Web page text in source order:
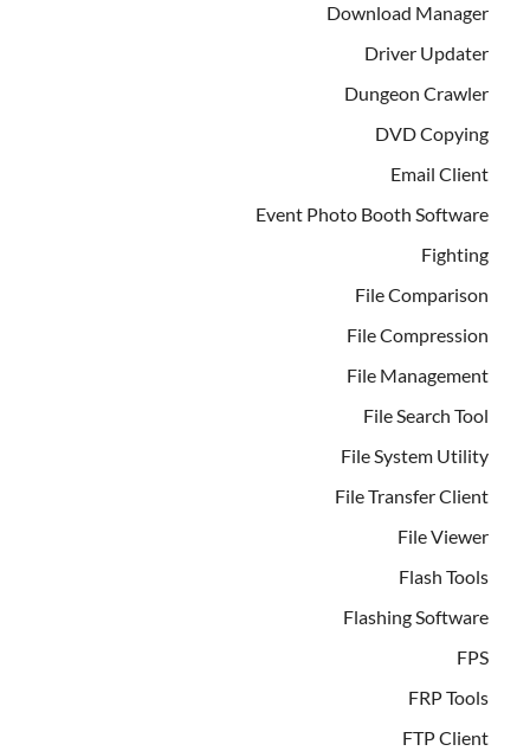
Download Manager
Driver Updater
Dungeon Crawler
DVD Copying
Email Client
Event Photo Booth Software
Fighting
File Comparison
File Compression
File Management
File Search Tool
File System Utility
File Transfer Client
File Viewer
Flash Tools
Flashing Software
FPS
FRP Tools
FTP Client